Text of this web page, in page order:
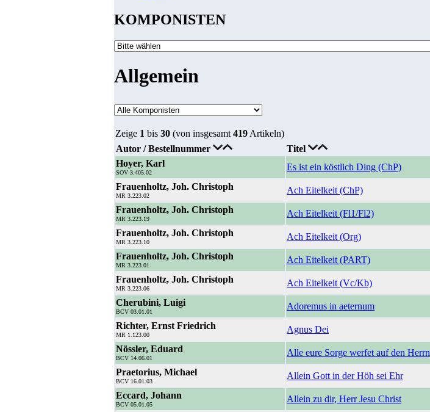
KOMPONISTEN
Allgemein
Zeige 1 bis 30 (von insgesamt 419 Artikeln)
Autor / Bestellnummer
Titel
Hoyer, Karl
SOV 3.405.02
Es ist ein köstlich Ding (ChP)
Frauenholtz, Joh. Christoph
MR 3.223.02
Ach Eitelkeit (ChP)
Frauenholtz, Joh. Christoph
MR 3.223.19
Ach Eitelkeit (Fl1/Fl2)
Frauenholtz, Joh. Christoph
MR 3.223.10
Ach Eitelkeit (Org)
Frauenholtz, Joh. Christoph
MR 3.223.01
Ach Eitelkeit (PART)
Frauenholtz, Joh. Christoph
MR 3.223.06
Ach Eitelkeit (Vc/Kb)
Cherubini, Luigi
BCV 03.01.01
Adoremus in aeternum
Richter, Ernst Friedrich
MR 1.123.00
Agnus Dei
Nössler, Eduard
BCV 14.06.01
Alle eure Sorge werfet auf den Herrn
Praetorius, Michael
BCV 16.01.03
Allein Gott in der Höh sei Ehr
Eccard, Johann
BCV 05.01.05
Allein zu dir, Herr Jesu Christ